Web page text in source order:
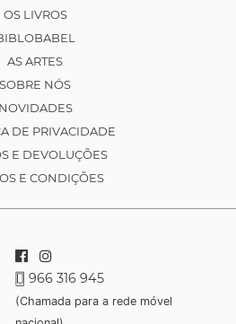
OS LIVROS
AS ARTES
SOBRE NÓS
NOVIDADES
DE PRIVACIDADE
E DEVOLUÇÕES
E CONDIÇÕES
966 316 945
(Chamada para a rede móvel